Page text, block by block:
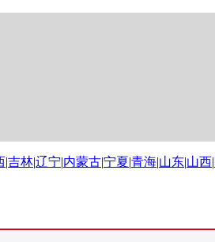
|吉林|辽宁|内蒙古|宁夏|青海|山东|山西|